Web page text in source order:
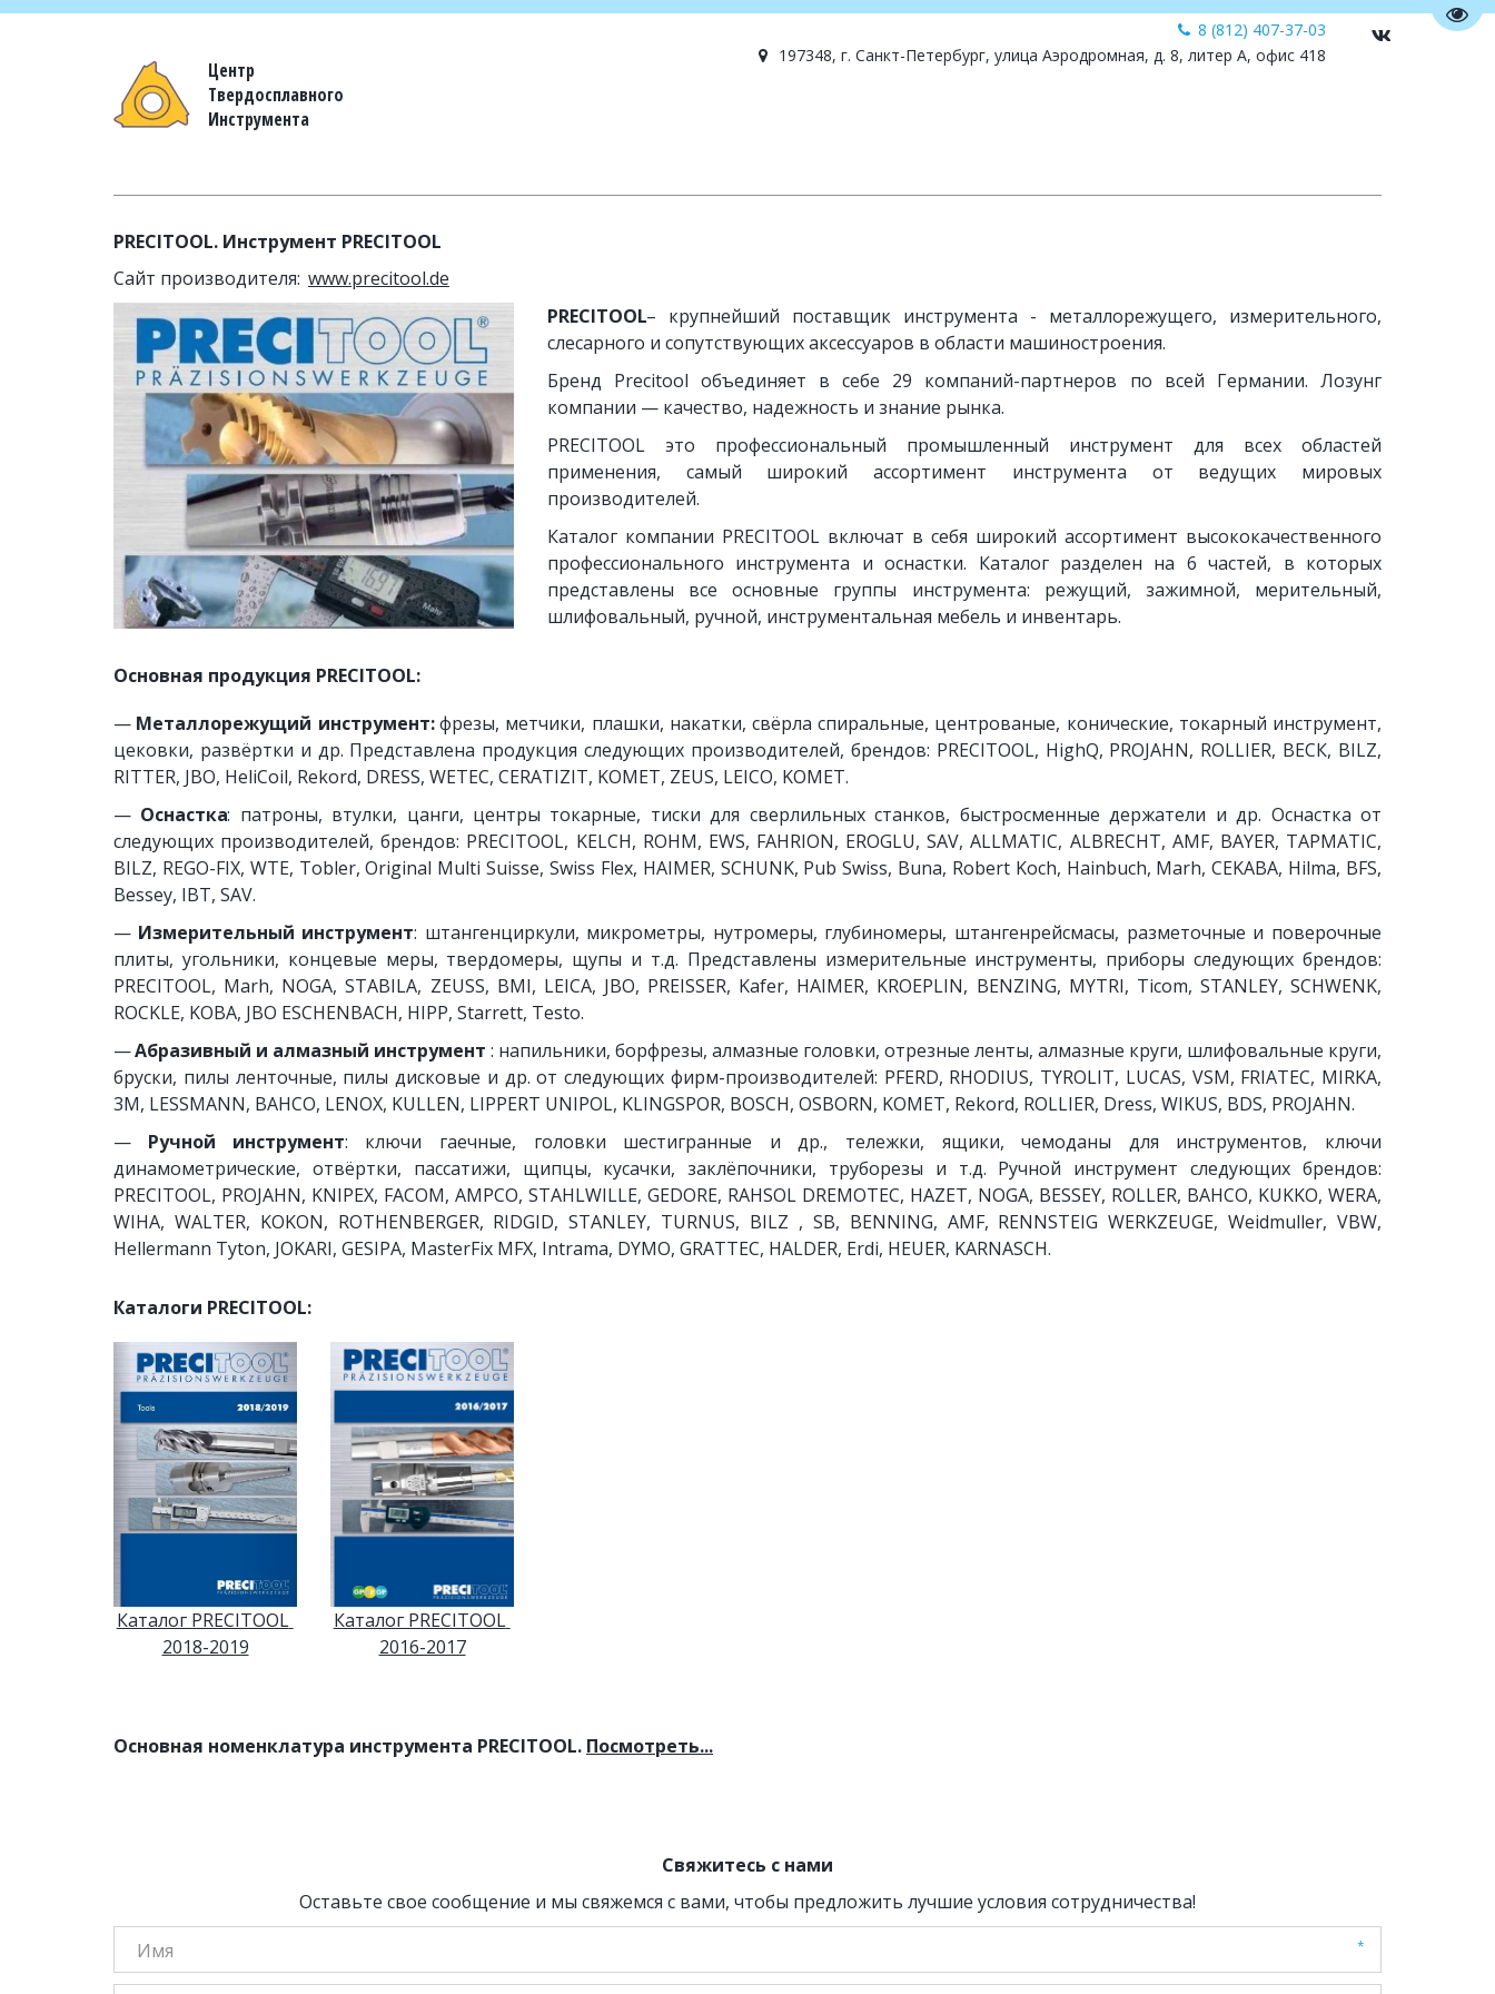
Центр
Твердосплавного
Инструмента
8 (812) 407-37-03
197348, г. Санкт-Петербург, улица Аэродромная, д. 8, литер А, офис 418
PRECITOOL. Инструмент PRECITOOL
Сайт производителя: www.precitool.de
PRECITOOL– крупнейший поставщик инструмента - металлорежущего, измерительного,
слесарного и сопутствующих аксессуаров в области машиностроения.
Бренд Precitool объединяет в себе 29 компаний-партнеров по всей Германии. Лозунг
компании — качество, надежность и знание рынка.
PRECITOOL это профессиональный промышленный инструмент для всех областей
применения, самый широкий ассортимент инструмента от ведущих мировых
производителей.
Каталог компании PRECITOOL включат в себя широкий ассортимент высококачественного
профессионального инструмента и оснастки. Каталог разделен на 6 частей, в которых
представлены все основные группы инструмента: режущий, зажимной, мерительный,
шлифовальный, ручной, инструментальная мебель и инвентарь.
Основная продукция PRECITOOL:
— Металлорежущий инструмент:фрезы, метчики, плашки, накатки, свёрла спиральные, центрованые, конические, токарный инcтрумент,
цековки, развёртки и др. Представлена продукция следующих производителей, брендов: PRECITOOL, HighQ, PROJAHN, ROLLIER, BECК, ВILZ,
RITTER, JBO, HeliCoil, Rekord, DRESS, WETEC, CERATIZIT, KOMET, ZEUS, LEICO, KOMET.
— Оснастка: патроны, втулки, цанги, центры токарные, тиски для сверлильных станков, быстросменные держатели и др. Оснастка от
следующих производителей, брендов: PRECITOOL, KELCH, ROHM, EWS, FAHRION, EROGLU, SAV, ALLMATIC, ALBRECHT, AMF, BAYER, TAPMATIC,
BILZ, REGO-FIX, WTE, Tobler, Original Multi Suisse, Swiss Flex, HAIMER, SCHUNK, Pub Swiss, Buna, Robert Koch, Hainbuch, Marh, CEKABA, Hilma, BFS,
Bessey, IBT, SAV.
— Измерительный инструмент: штангенциркули, микрометры, нутромеры, глубиномеры, штангенрейсмасы, разметочные и поверочные
плиты, угольники, концевые меры, твердомеры, щупы и т.д. Представлены измерительные инструменты, приборы следующих брендов:
PRECITOOL, Marh, NOGA, STABILA, ZEUSS, BMI, LEICA, JBO, PREISSER, Kafer, HAIMER, KROEPLIN, BENZING, MYTRI, Ticom, STANLEY, SCHWENK,
ROCKLE, KOBA, JBO ESCHENBACH, HIPP, Starrett, Testo.
—Абразивный и алмазный инструмент : напильники, борфрезы, алмазные головки, отрезные ленты, алмазные круги, шлифовальные круги,
бруски, пилы ленточные, пилы дисковые и др. от следующих фирм-производителей: PFERD, RHODIUS, TYROLIT, LUCAS, VSM, FRIATEC, MIRKA,
3M, LESSMANN, BAHCO, LENOX, KULLEN, LIPPERT UNIPOL, KLINGSPOR, BOSCH, OSBORN, KOMET, Rekord, ROLLIER, Dress, WIKUS, BDS, PROJAHN.
— Ручной инструмент: ключи гаечные, головки шестигранные и др., тележки, ящики, чемоданы для инструментов, ключи
динамометрические, отвёртки, пассатижи, щипцы, кусачки, заклёпочники, труборезы и т.д. Ручной инструмент следующих брендов:
PRECITOOL, PROJAHN, KNIPEX, FACOM, AMPCO, STAHLWILLE, GEDORE, RAHSOL DREMOTEC, HAZET, NOGA, BESSEY, ROLLER, BAHCO, KUKKO, WERA,
WIHA, WALTER, KOKON, ROTHENBERGER, RIDGID, STANLEY, TURNUS, BILZ , SB, BENNING, AMF, RENNSTEIG WERKZEUGE, Weidmuller, VBW,
Hellermann Tyton, JOKARI, GESIPA, MasterFix MFX, Intrama, DYMO, GRATTEC, HALDER, Erdi, HEUER, KARNASCH.
Каталоги PRECITOOL:
Каталог PRECITOOL
2018-2019
Каталог PRECITOOL
2016-2017
Основная номенклатура инструмента PRECITOOL. Посмотреть...
Свяжитесь с нами
Оставьте свое сообщение и мы свяжемся с вами, чтобы предложить лучшие условия сотрудничества!
*